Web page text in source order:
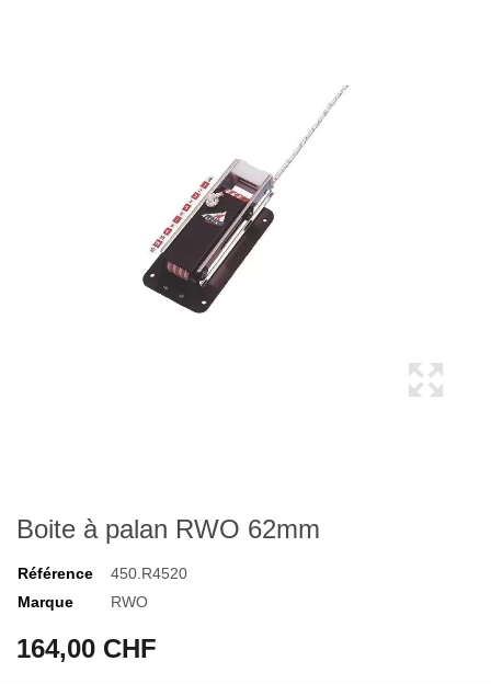
Boite à palan RWO 62mm
Référence
450.R4520
Marque
RWO
164,00 CHF